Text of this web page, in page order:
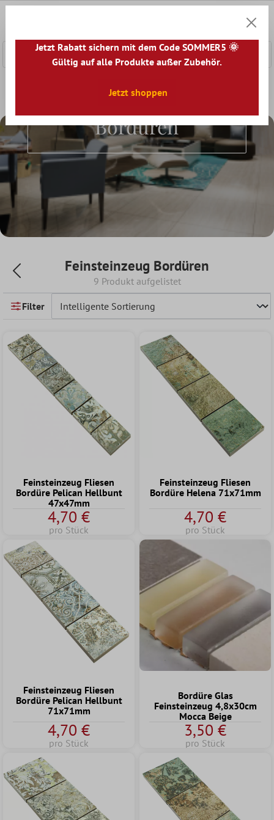
Fliesenbordüre Feinsteinzeug Bordüren
Feinsteinzeug
Bordüren
Feinsteinzeug Bordüren
9 Produkt aufgelistet
Filter
Feinsteinzeug Fliesen
Bordüre Pelican Hellbunt
47x47mm
4,70 €
pro Stück
Feinsteinzeug Fliesen
Bordüre Helena 71x71mm
4,70 €
pro Stück
Feinsteinzeug Fliesen
Bordüre Pelican Hellbunt
71x71mm
4,70 €
pro Stück
Bordüre Glas
Feinsteinzeug 4,8x30cm
Mocca Beige
3,50 €
pro Stück
Jetzt Rabatt sichern mit dem Code SOMMER5 🌞
Gültig auf alle Produkte außer Zubehör.
Jetzt shoppen